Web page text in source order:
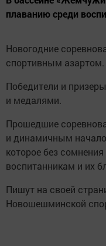
плаванию среди
Новогодние
спортивным азартом.
Победители и
и медалями.
Прошедшие
и динамичным
которое без
воспитанникам и их
Пишут на своей
Новошешминской